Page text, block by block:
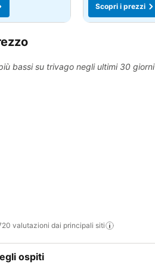
Scopri i prezzi
bassi su trivago negli ultimi 30 giorni
valutazioni dai principali siti
ospiti